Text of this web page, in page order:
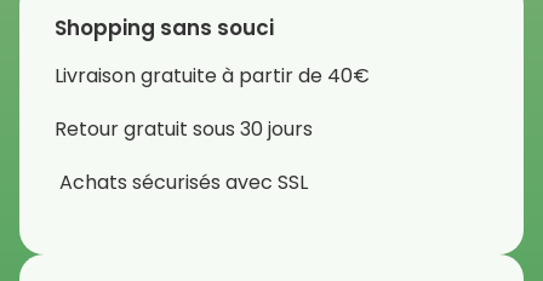
Shopping sans souci
Livraison gratuite à partir de 40€
Retour gratuit sous 30 jours
Achats sécurisés avec SSL